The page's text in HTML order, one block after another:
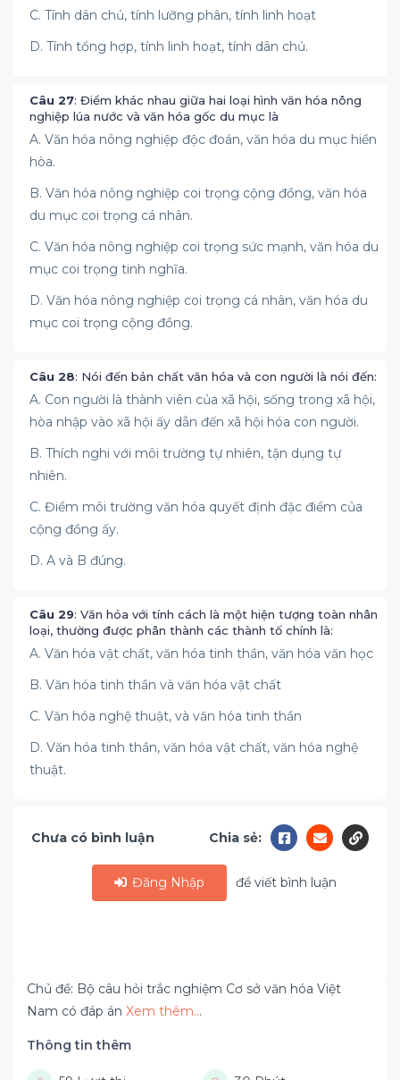
C. Tính dân chủ, tính lưỡng phân, tính linh hoạt
D. Tính tổng hợp, tính linh hoạt, tính dân chủ.
Câu 27: Điểm khác nhau giữa hai loại hình văn hóa nông
nghiệp lúa nước và văn hóa gốc du mục là
A. Văn hóa nông nghiệp độc đoán, văn hóa du mục hiền
hòa.
B. Văn hóa nông nghiệp coi trọng cộng đồng, văn hóa
du mục coi trọng cá nhân.
C. Văn hóa nông nghiệp coi trọng sức mạnh, văn hóa du
mục coi trọng tinh nghĩa.
D. Văn hóa nông nghiệp coi trọng cá nhân, văn hóa du
mục coi trọng cộng đồng.
Câu 28: Nói đến bản chất văn hóa và con người là nói đến:
A. Con người là thành viên của xã hội, sống trong xã hội,
hòa nhập vào xã hội ấy dẫn đến xã hội hóa con người.
B. Thích nghi với môi trường tự nhiên, tận dụng tự
nhiên.
C. Điểm môi trường văn hóa quyết định đặc điểm của
cộng đồng ấy.
D. A và B đúng.
Câu 29: Văn hóa với tính cách là một hiện tượng toàn nhân
loại, thường được phân thành các thành tố chính là:
A. Văn hóa vật chất, văn hóa tinh thần, văn hóa văn học
B. Văn hóa tinh thần và văn hóa vật chất
C. Văn hóa nghệ thuật, và văn hóa tinh thần
D. Văn hóa tinh thần, văn hóa vật chất, văn hóa nghệ
thuật.
Chưa có bình luận Chia sẻ:
Đăng Nhập để viết bình luận
Chủ đề: Bộ câu hỏi trắc nghiệm Cơ sở văn hóa Việt
Nam có đáp án Xem thêm...
Thông tin thêm